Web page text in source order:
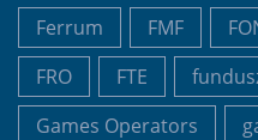
Ferrum
FMF
FRO
FTE
Games Operators